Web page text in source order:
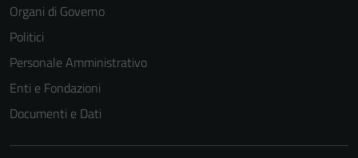
Organi di Governo
Politici
Personale Amministrativo
Enti e Fondazioni
Documenti e Dati